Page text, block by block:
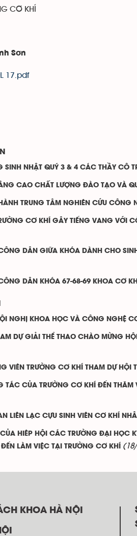
CƠ KHÍ
Sơn
17.pdf
SINH NHẬT QUÝ 3 & 4 CÁC THẦY CÔ
CAO CHẤT LƯỢNG ĐÀO TẠO VÀ
TRUNG TÂM NGHIÊN CỨU CÔNG
CƠ KHÍ GÂY TIẾNG VANG VỚI
DÂN GIỮA KHÓA DÀNH CHO
DÂN KHÓA 67-68-69 KHOA CƠ
NGHỊ KHOA HỌC VÀ CÔNG NGHỆ
DỰ GIẢI THỂ THAO CHÀO MỪNG
VIÊN TRƯỜNG CƠ KHÍ THAM DỰ
TÁC CỦA TRƯỜNG CƠ KHÍ ĐẾN THĂM
LIÊN LẠC CỰU SINH VIÊN CƠ KHÍ
HIÊP HỘI CÁC TRƯỜNG ĐẠI HỌC
LÀM VIỆC TẠI TRƯỜNG CƠ KHÍ
KHOA HÀ NỘI